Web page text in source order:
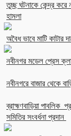
তুচ্ছ ঘটনাকে কেন্দ্র করে
হামলা
অবৈধ ভাবে মাটি কাটার
নবীনগর মডেল প্রেস
নবীনগরে বাজার থেকে
ব্রাহ্মণবাড়িয়া
সমিতির সংবর্ধনা প্রদান